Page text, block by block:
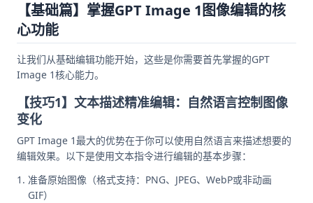
【基础篇】掌握GPT Image 1图像编辑的核
心功能
让我们从基础编辑功能开始，这些是你需要首先掌握的GPT
Image 1核心能力。
【技巧1】文本描述精准编辑：自然语言控制图像
变化
GPT Image 1最大的优势在于你可以使用自然语言来描述想要的
编辑效果。以下是使用文本指令进行编辑的基本步骤：
准备原始图像（格式支持：PNG、JPEG、WebP或非动画
GIF）